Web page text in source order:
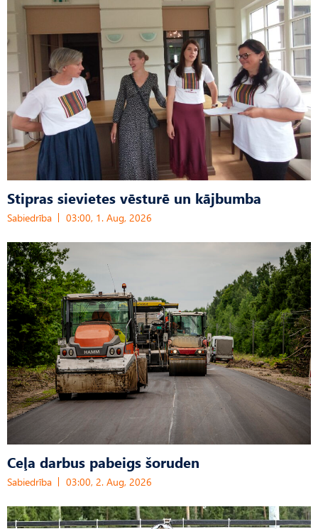
Stipras sievietes vēsturē un kājbumba
Sabiedrība 03:00, 1. Aug, 2026
Ceļa darbus pabeigs šoruden
Sabiedrība 03:00, 2. Aug, 2026